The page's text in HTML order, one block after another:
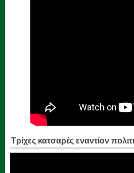
Τρίχες κατσαρές εναντίον